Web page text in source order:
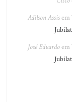
Adilson Assisem
José Eduardoem